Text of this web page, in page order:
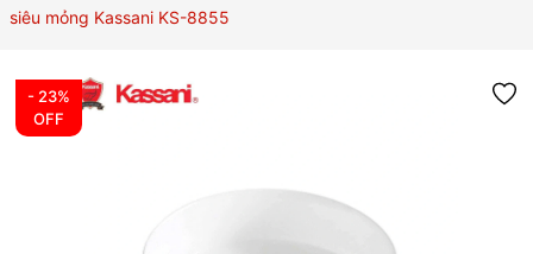
siêu mỏng Kassani KS-8855
- 23%
OFF